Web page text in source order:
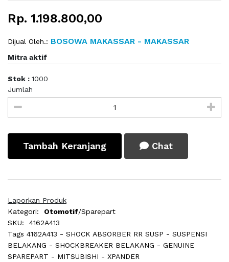
Rp. 1.198.800,00
Dijual Oleh.: BOSOWA MAKASSAR - MAKASSAR
Mitra aktif
Stok : 1000
Jumlah
Tambah Keranjang Chat
Laporkan Produk
Kategori:
Otomotif/Sparepart
SKU:
4162A413
Tags 4162A413 - SHOCK ABSORBER RR SUSP - SUSPENSI
BELAKANG - SHOCKBREAKER BELAKANG - GENUINE
SPAREPART - MITSUBISHI - XPANDER